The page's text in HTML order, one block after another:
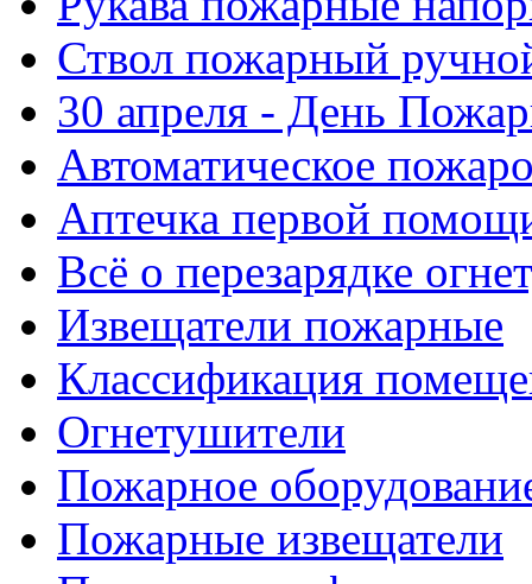
Ствол пожарный
30 апреля - День
Автоматическое
Аптечка первой
Всё о перезарядке
Извещатели пожарные
Классификация
Огнетушители
Пожарное
Пожарные извещатели